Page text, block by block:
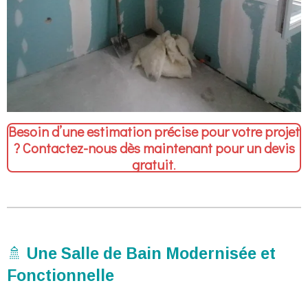
Besoin d’une estimation précise pour votre projet
?Contactez-nous dès maintenant pour un devis
gratuit.
🚿 Une Salle de Bain Modernisée et
Fonctionnelle